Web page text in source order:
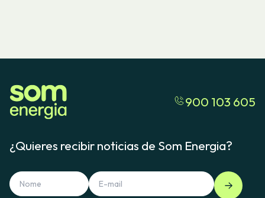
900 103 605
¿Quieres recibir noticias de Som Energia?